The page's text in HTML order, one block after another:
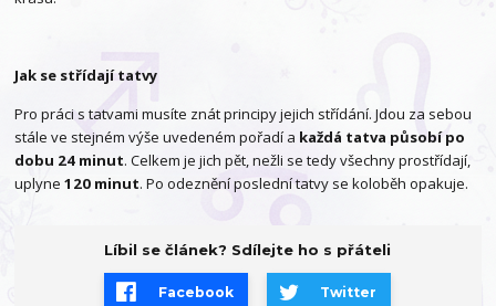
Jak se střídají tatvy
Pro práci s tatvami musíte znát principy jejich střídání. Jdou za sebou
stále ve stejném výše uvedeném pořadí a každá tatva působí po
dobu 24 minut. Celkem je jich pět, nežli se tedy všechny prostřídají,
uplyne120 minut. Po odeznění poslední tatvy se koloběh opakuje.
Líbil se článek? Sdílejte ho s přáteli
Facebook Twitter